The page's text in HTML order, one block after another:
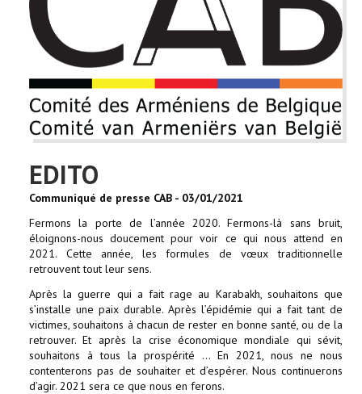
EDITO
Communiqué de presse CAB - 03/01/2021
Fermons la porte de l’année 2020. Fermons-là sans bruit,
éloignons-nous doucement pour voir ce qui nous attend en
2021. Cette année, les formules de vœux traditionnelle
retrouvent tout leur sens.
Après la guerre qui a fait rage au Karabakh, souhaitons que
s’installe une paix durable. Après l’épidémie qui a fait tant de
victimes, souhaitons à chacun de rester en bonne santé, ou de la
retrouver. Et après la crise économique mondiale qui sévit,
souhaitons à tous la prospérité … En 2021, nous ne nous
contenterons pas de souhaiter et d’espérer. Nous continuerons
d’agir. 2021 sera ce que nous en ferons.